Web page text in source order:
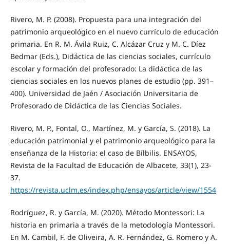
Rivero, M. P. (2008). Propuesta para una integración del
patrimonio arqueológico en el nuevo currículo de educación
primaria. En R. M. Ávila Ruiz, C. Alcázar Cruz y M. C. Díez
Bedmar (Eds.), Didáctica de las ciencias sociales, currículo
escolar y formación del profesorado: La didáctica de las
ciencias sociales en los nuevos planes de estudio (pp. 391–
400). Universidad de Jaén / Asociación Universitaria de
Profesorado de Didáctica de las Ciencias Sociales.
Rivero, M. P., Fontal, O., Martínez, M. y García, S. (2018). La
educación patrimonial y el patrimonio arqueológico para la
enseñanza de la Historia: el caso de Bílbilis. ENSAYOS,
Revista de la Facultad de Educación de Albacete, 33(1), 23-
37.
https://revista.uclm.es/index.php/ensayos/article/view/1554
Rodríguez, R. y García, M. (2020). Método Montessori: La
historia en primaria a través de la metodología Montessori.
En M. Cambil, F. de Oliveira, A. R. Fernández, G. Romero y A.